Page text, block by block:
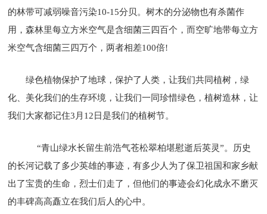
的林带可减弱噪音污染10-15分贝。树木的分泌物也有杀菌作
用，森林里每立方米空气是含细菌三四百个，而空旷地带每立方
米空气含细菌三四万个，两者相差100倍!
绿色植物保护了地球，保护了人类，让我们共同植树，绿
化、美化我们的生存环境，让我们一同珍惜绿色，植树造林，让
我们大家都记住3月12日是我们的植树节。
“青山绿水长留生前浩气苍松翠柏堪慰逝后英灵”。历史
的长河记载了多少英雄的事迹，有多少人为了保卫祖国和家乡献
出了宝贵的生命，烈士们走了，但他们的事迹会幻化成永不磨灭
的丰碑高高矗立在我们后人的心中。